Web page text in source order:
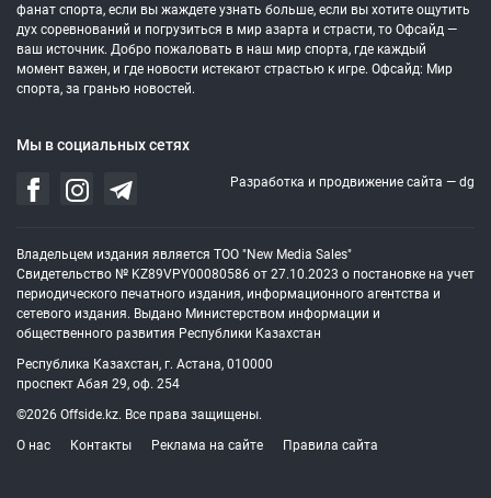
фанат спорта, если вы жаждете узнать больше, если вы хотите ощутить
дух соревнований и погрузиться в мир азарта и страсти, то Офсайд —
ваш источник. Добро пожаловать в наш мир спорта, где каждый
момент важен, и где новости истекают страстью к игре. Офсайд: Мир
спорта, за гранью новостей.
Мы в социальных сетях
Разработка и продвижение сайта — dg
Владельцем издания является ТОО "New Media Sales"
Свидетельство № KZ89VPY00080586 от 27.10.2023 о постановке на учет
периодического печатного издания, информационного агентства и
сетевого издания. Выдано Министерством информации и
общественного развития Республики Казахстан
Республика Казахстан, г. Астана, 010000
проспект Абая 29, оф. 254
©2026 Offside.kz. Все права защищены.
О нас
Контакты Реклама на сайте Правила сайта